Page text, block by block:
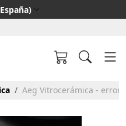
Aeg Vitrocerámica - error